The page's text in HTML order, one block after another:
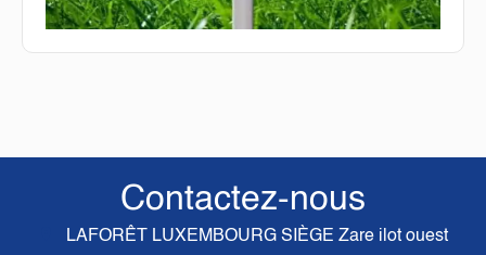
Contactez-nous
LAFORÊT LUXEMBOURG SIÈGE Zare ilot ouest